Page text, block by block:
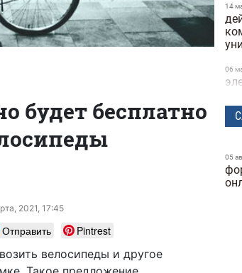
будет бесплатно
2021, 17:45
Отправить
Pintrest
велосипеды и другое
14
06
21
25
05